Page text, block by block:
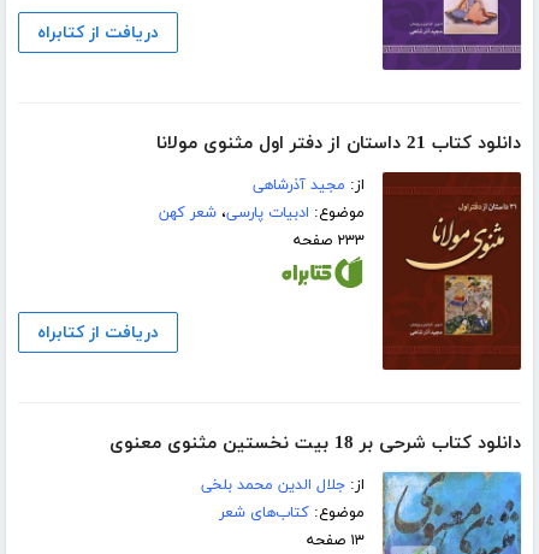
دریافت از کتابراه
دانلود کتاب 21 داستان از دفتر اول مثنوی مولانا
از: مجید آذرشاهی
موضوع: ادبیات پارسی،شعر کهن
۲۳۳ صفحه
دریافت از کتابراه
دانلود کتاب شرحی بر 18 بیت نخستین مثنوی معنوی
از:جلال الدین محمد بلخی
موضوع:کتاب‌های شعر
۱۳ صفحه